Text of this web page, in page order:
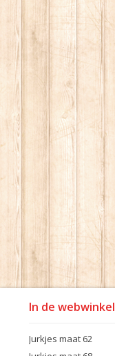
In de webwinkel
Jurkjes maat 62